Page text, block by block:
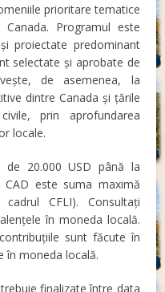
prioritare tematice
Programul este
proiectate predominant
selectate și aprobate de
de asemenea, la
dintre Canada și țările
prin aprofundarea
locale.
de 20.000 USD până la
CAD este suma maximă
CFLI). Consultați
în moneda locală.
sunt făcute în
în moneda locală.
finalizate între data